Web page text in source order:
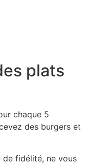
plats
chaque 5
des burgers et
de fidélité, ne vous